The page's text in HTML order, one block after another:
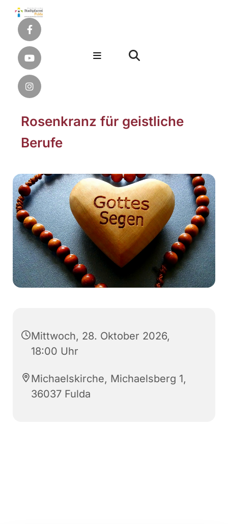
Rosenkranz für geistliche
Berufe
Mittwoch, 28. Oktober 2026,
18:00 Uhr
Michaelskirche, Michaelsberg 1,
36037 Fulda